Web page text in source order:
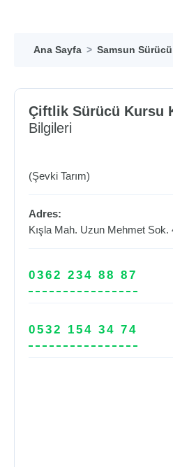
Ana Sayfa Samsun Sürücü
Çiftlik Sürücü Kursu
Bilgileri
(Şevki Tarım)
Adres:
Kışla Mah. Uzun Mehmet Sok.
0362 234 88 87
0532 154 34 74